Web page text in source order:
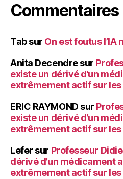
Tabsur On est foutus l’IA
Anita Decendresur
existe un dérivé d’un
extrêmement actif sur
ERIC RAYMOND sur
existe un dérivé d’un
extrêmement actif sur
Lefer sur Professeur
dérivé d’un médicament
extrêmement actif sur